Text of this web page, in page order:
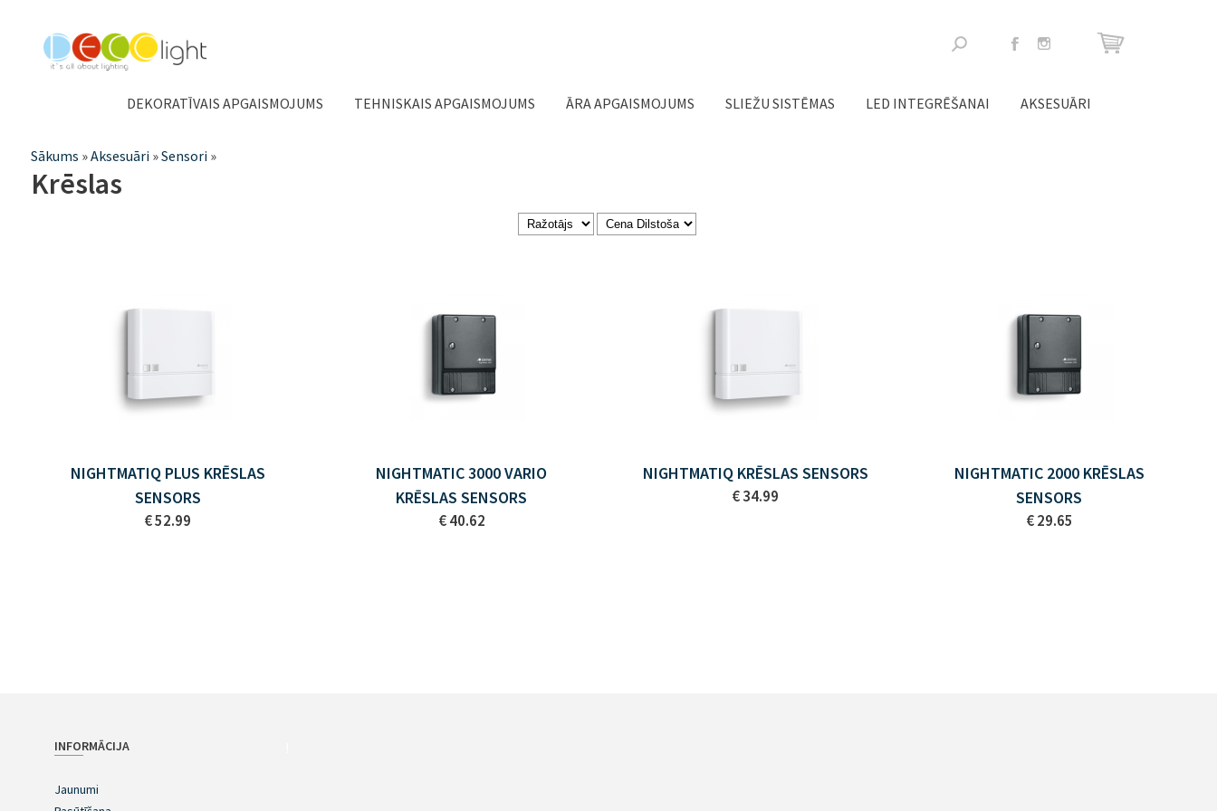
Meklēšanas
DEKORATĪVAIS APGAISMOJUMS TEHNISKAIS APGAISMOJUMS ĀRA APGAISMOJUMS SLIEŽU SISTĒMAS LED INTEGRĒŠANAI AKSESUĀRI
Jūs
atrodaties
Sākums »Aksesuāri »Sensori »
Krēslas
NIGHTMATIQ PLUS KRĒSLAS
SENSORS
€ 52.99
NIGHTMATIC 3000 VARIO
KRĒSLAS SENSORS
€ 40.62
NIGHTMATIQ KRĒSLAS SENSORS
€ 34.99
NIGHTMATIC 2000 KRĒSLAS
SENSORS
€ 29.65
INFORMĀCIJA
Jaunumi